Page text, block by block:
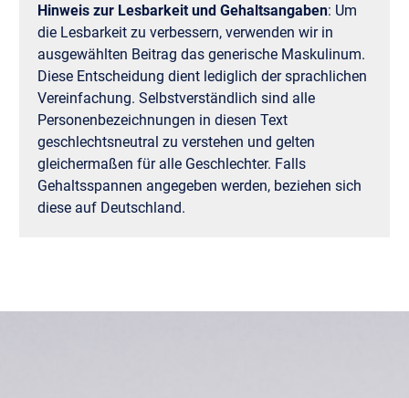
Hinweis zur Lesbarkeit und Gehaltsangaben: Um
die Lesbarkeit zu verbessern, verwenden wir in
ausgewählten Beitrag das generische Maskulinum.
Diese Entscheidung dient lediglich der sprachlichen
Vereinfachung. Selbstverständlich sind alle
Personenbezeichnungen in diesen Text
geschlechtsneutral zu verstehen und gelten
gleichermaßen für alle Geschlechter. Falls
Gehaltsspannen angegeben werden, beziehen sich
diese auf Deutschland.